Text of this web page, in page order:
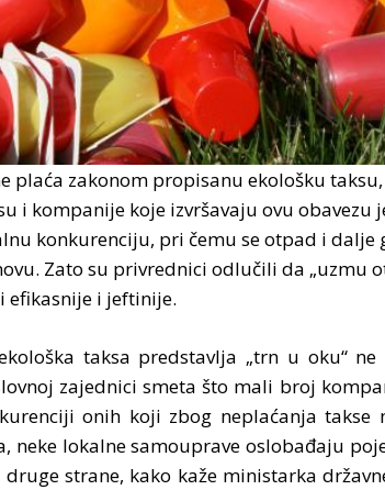
plaća zakonom propisanu ekološku
i kompanije koje izvršavaju ovu
konkurenciju, pri čemu se otpad i dalje
Zato su privrednici odlučili da „uzmu
efikasnije i jeftinije.
taksa predstavlja „trn u oku“
zajednici smeta što mali broj
onih koji zbog neplaćanja
neke lokalne samouprave oslobađaju
strane, kako kaže ministarka